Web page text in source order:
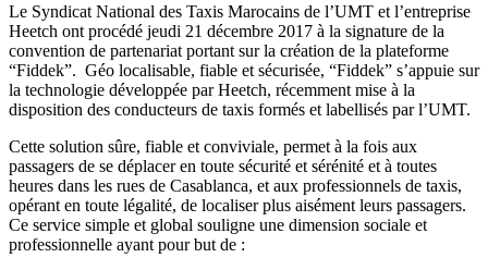
Le Syndicat National des Taxis Marocains de l’UMT et l’entreprise
Heetch ont procédé jeudi 21 décembre 2017 à la signature de la
convention de partenariat portant sur la création de la plateforme
“Fiddek”. Géo localisable, fiable et sécurisée, “Fiddek” s’appuie sur
la technologie développée par Heetch, récemment mise à la
disposition des conducteurs de taxis formés et labellisés par l’UMT.
Cette solution sûre, fiable et conviviale, permet à la fois aux
passagers de se déplacer en toute sécurité et sérénité et à toutes
heures dans les rues de Casablanca, et aux professionnels de taxis,
opérant en toute légalité, de localiser plus aisément leurs passagers.
Ce service simple et global souligne une dimension sociale et
professionnelle ayant pour but de :